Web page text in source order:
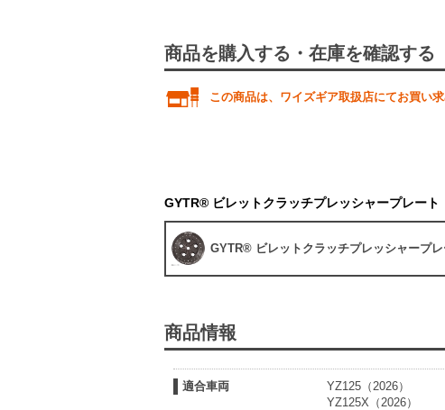
商品を購入する・在庫を確認する
この商品は、ワイズギア取扱店にてお買い求
GYTR® ビレットクラッチプレッシャープレート
GYTR® ビレットクラッチプレッシャープレ
商品情報
適合車両
YZ125（2026）
YZ125X（2026）